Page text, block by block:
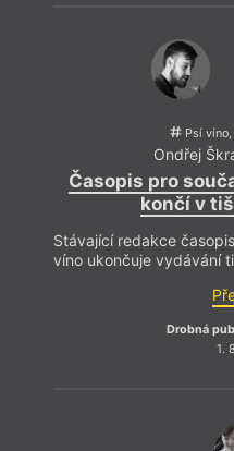
Psí
Ondřej
Časopis pro
končí v
Stávající redakce
víno ukončuje vydávání
Drobná
1.